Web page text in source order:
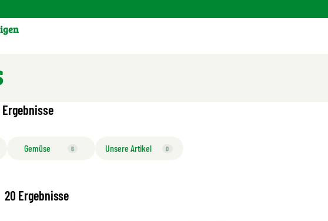
Ergebnisse
Gemüse 6 Unsere Artikel 0
20 Ergebnisse